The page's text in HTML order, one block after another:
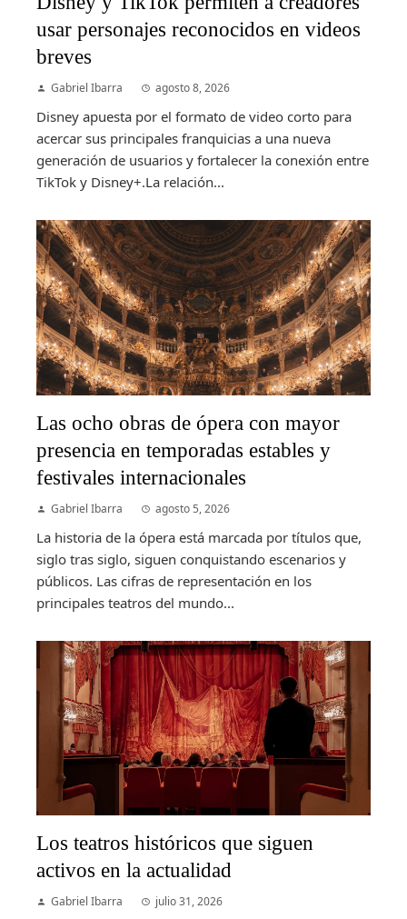
usar personajes reconocidos en videos
breves
Gabriel Ibarra agosto 8, 2026
Disney apuesta por el formato de video corto para
acercar sus principales franquicias a una nueva
generación de usuarios y fortalecer la conexión entre
TikTok y Disney+.La relación...
Las ocho obras de ópera con mayor
presencia en temporadas estables y
festivales internacionales
Gabriel Ibarra agosto 5, 2026
La historia de la ópera está marcada por títulos que,
siglo tras siglo, siguen conquistando escenarios y
públicos. Las cifras de representación en los
principales teatros del mundo...
Los teatros históricos que siguen
activos en la actualidad
Gabriel Ibarra julio 31, 2026